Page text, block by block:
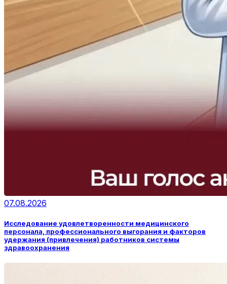
07.08.2026
Исследование удовлетворенности медицинского
персонала, профессионального выгорания и факторов
удержания (привлечения) работников системы
здравоохранения